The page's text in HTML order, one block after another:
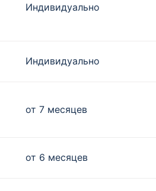
Индивидуально
Индивидуально
от 7 месяцев
от 6 месяцев